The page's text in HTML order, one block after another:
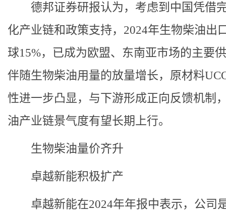
德邦证券研报认为，考虑到中国凭借
化产业链和政策支持，2024年生物柴油出
球15%，已成为欧盟、东南亚市场的主要
伴随生物柴油用量的放量增长，原材料
性进一步凸显，与下游形成正向反馈机制
油产业链景气度有望长期上行。
生物柴油量价齐升
卓越新能积极扩产
卓越新能在2024年年报中表示，公司